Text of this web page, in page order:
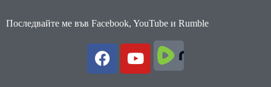
Последвайте ме във Facebook, YouTube и Rumble
F
a
c
Y
o
u